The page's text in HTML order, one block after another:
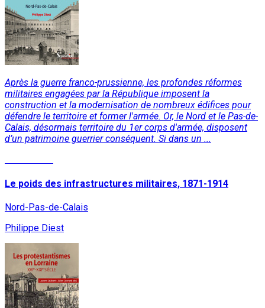
Après la guerre franco-prussienne, les profondes réformes
militaires engagées par la République imposent la
construction et la modernisation de nombreux édifices pour
défendre le territoire et former l'armée. Or, le Nord et le Pas-de-
Calais, désormais territoire du 1er corps d'armée, disposent
d’un patrimoine guerrier conséquent. Si dans un ...
Le poids des infrastructures militaires, 1871-1914
Nord-Pas-de-Calais
Philippe Diest